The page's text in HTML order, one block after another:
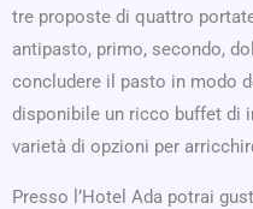
tre proposte di quattro
antipasto, primo, secondo,
concludere il pasto in modo
disponibile un ricco buffet di
varietà di opzioni per
Presso l’Hotel Ada potrai